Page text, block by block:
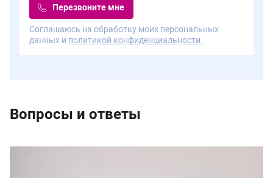
Перезвоните мне
Соглашаюсь на обработку моих персональных
данных и политикой конфиденциальности .
Вопросы и ответы